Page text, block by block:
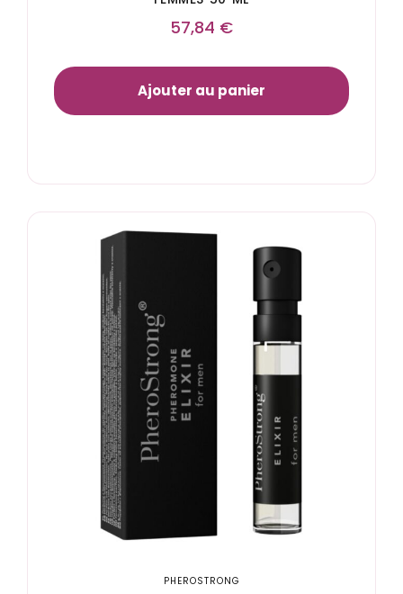
57,84 €
Ajouter au panier
PHEROSTRONG